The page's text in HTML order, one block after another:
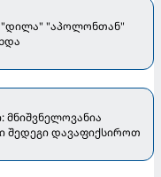
- "დილა" "აპოლონთან"
შედეგი დავაფიქსიროთ